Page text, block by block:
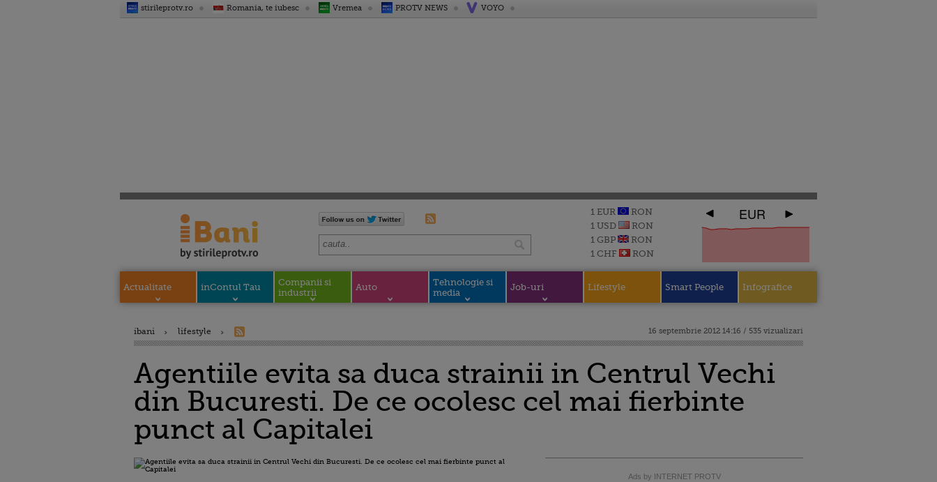
stirileprotv.ro Romania, te iubesc Vremea PROTV NEWS VOYO
1 EUR
RON
1 USD
RON
1 GBP
RON
1 CHF
RON
EUR
Actualitate inContul Tau
Companii si
industrii
Auto
Tehnologie si
media
Job-uri Lifestyle Smart People Infografice
ibani lifestyle 16 septembrie 2012 14:16 / 535 vizualizari
Agentiile evita sa duca strainii in Centrul Vechi
din Bucuresti. De ce ocolesc cel mai fierbinte
punct al Capitalei
Ads by INTERNET PROTV